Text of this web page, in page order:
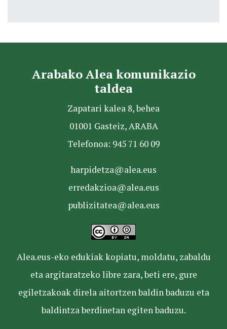
Arabako Alea komunikazio
taldea
Zapatari kalea 8, behea
01001 Gasteiz, ARABA
Telefonoa: 945 71 60 09
harpidetza@alea.eus
erredakzioa@alea.eus
publizitatea@alea.eus
Alea.eus-eko edukiak kopiatu, moldatu, zabaldu
eta argitaratzeko libre zara, beti ere, gure
egiletzakoak direla aitortzen baldin baduzu eta
baldintza berdinetan egiten baduzu.